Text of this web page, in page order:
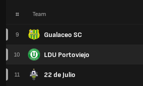
# Team
9 Gualaceo SC
10 LDU Portoviejo
11 22 de Julio